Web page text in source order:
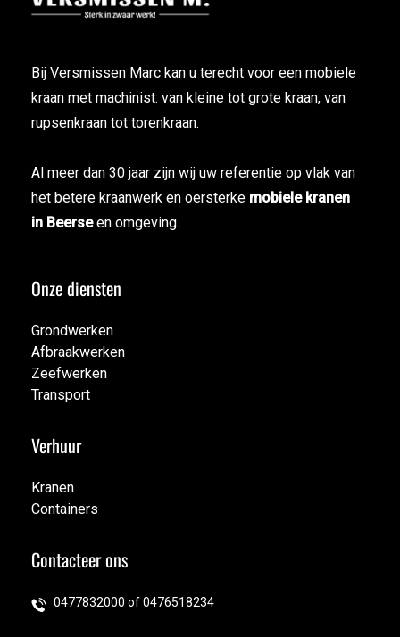
Bij Versmissen Marc kan u terecht voor een mobiele
kraan met machinist: van kleine tot grote kraan, van
rupsenkraan tot torenkraan.
Al meer dan 30 jaar zijn wij uw referentie op vlak van
het betere kraanwerk en oersterke mobiele kranen
in Beerseen omgeving.
Onze diensten
Grondwerken
Grondwerken
Afbraakwerken
Afbraakwerken
Zeefwerken
Zeefwerken
Transport
Verhuur
Kranen
Kranen
Containers
Contacteer ons
0477832000 of 0476518234